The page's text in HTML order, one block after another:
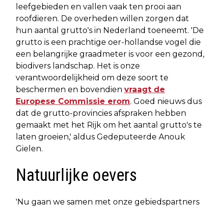
leefgebieden en vallen vaak ten prooi aan
roofdieren. De overheden willen zorgen dat
hun aantal grutto's in Nederland toeneemt. 'De
grutto is een prachtige oer-hollandse vogel die
een belangrijke graadmeter is voor een gezond,
biodivers landschap. Het is onze
verantwoordelijkheid om deze soort te
beschermen en bovendien vraagt de
Europese Commissie erom. Goed nieuws dus
dat de grutto-provincies afspraken hebben
gemaakt met het Rijk om het aantal grutto's te
laten groeien,' aldus Gedeputeerde Anouk
Gielen.
Natuurlijke oevers
'Nu gaan we samen met onze gebiedspartners